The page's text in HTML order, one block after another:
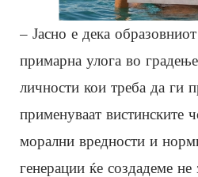
– Јасно е дека
примарна улога во
личности кои треба да ги
применуваат вистинските
морални вредности и
генерации ќе создадеме не